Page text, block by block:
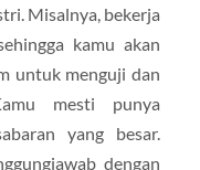
Misalnya, bekerja
kamu akan
untuk menguji dan
mesti punya
yang besar.
dengan